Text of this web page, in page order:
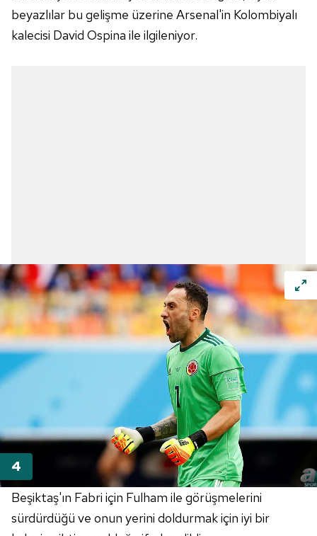
beyazlılar bu gelişme üzerine Arsenal'in Kolombiyalı
kalecisi David Ospina ile ilgileniyor.
Beşiktaş'ın Fabri için Fulham ile görüşmelerini
sürdürdüğü ve onun yerini doldurmak için iyi bir